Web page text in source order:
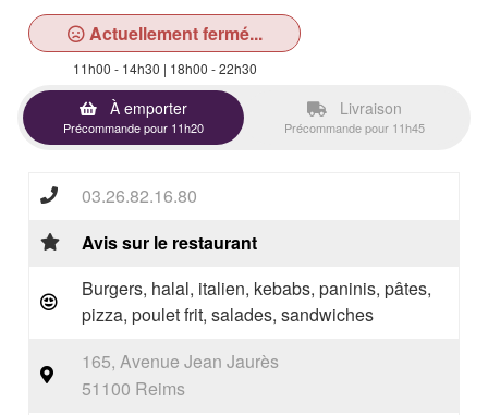
Actuellement fermé...
11h00 - 14h30 | 18h00 - 22h30
À emporter
Précommande pour 11h20
Livraison
Précommande pour 11h45
03.26.82.16.80
Avis sur le restaurant
Burgers, halal, italien, kebabs, paninis, pâtes,
pizza, poulet frit, salades, sandwiches
165, Avenue Jean Jaurès
51100 Reims